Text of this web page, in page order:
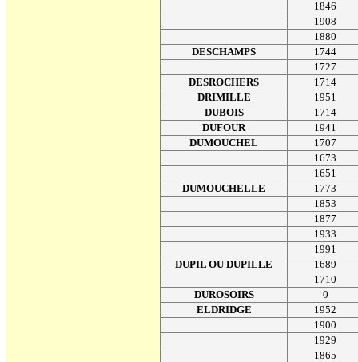
1846
1908
1880
DESCHAMPS
1744
1727
DESROCHERS
1714
DRIMILLE
1951
DUBOIS
1714
DUFOUR
1941
DUMOUCHEL
1707
1673
1651
DUMOUCHELLE
1773
1853
1877
1933
1991
DUPIL OU DUPILLE
1689
1710
DUROSOIRS
0
ELDRIDGE
1952
1900
1929
1865